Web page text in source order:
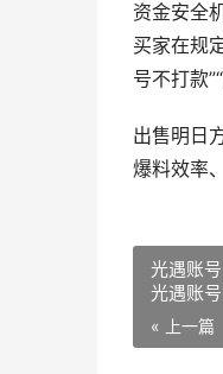
资金安全
买家在规
号不打款
出售明日
爆料效率
光遇账
光遇账
« 上一篇